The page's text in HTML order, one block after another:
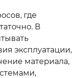
где
В
эксплуатации,
материала,